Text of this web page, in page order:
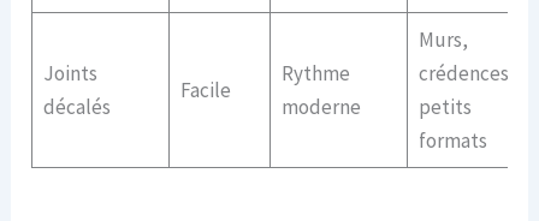
Joints
décalés
Facile
Rythme
moderne
Murs,
crédences,
petits
formats